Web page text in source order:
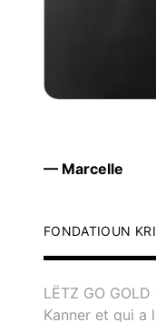
— Marcelle
FONDATIOUN
LËTZ GO
Kanner et qui a